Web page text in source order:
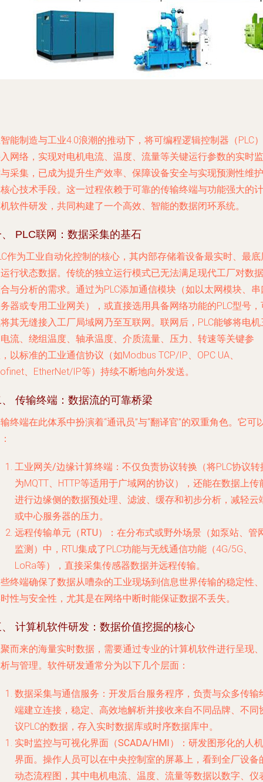
能制造与工业4.0浪潮的推动下，将可编程逻辑控制器（PLC）
网络，实现对电机电流、温度、流量等关键运行参数的实时监
采集，已成为提升生产效率、保障设备安全与实现预测性维护
心技术手段。这一过程依赖于可靠的传输终端与功能强大的计
软件研发，共同构建了一个高效、智能的数据闭环系统。
PLC联网：数据采集的基石
作为工业自动化控制的核心，其内部存储着设备最实时、最底
行状态数据。传统的独立运行模式已无法满足现代工厂对数据
与分析的需求。通过为PLC添加通信模块（如以太网模块、串
器或专用工业网关），或直接选用具备网络功能的PLC型号，
其无缝接入工厂局域网乃至互联网。联网后，PLC能够将电机
流、绕组温度、轴承温度、介质流量、压力、转速等关键参
以标准的工业通信协议（如Modbus TCP/IP、OPC UA、
、EtherNet/IP等）持续不断地向外发送。
传输终端：数据流的可靠桥梁
终端在此体系中扮演着“通讯员”与“翻译官”的双重角色。它可
工业网关/边缘计算终端 ：不仅负责协议转换（将PLC协议转
为MQTT、HTTP等适用于广域网的协议），还能在数据上传
进行边缘侧的数据预处理、滤波、缓存和初步分析，减轻云
或中心服务器的压力。
远程传输单元（RTU）
：在分布式或野外场景（如泵站、管
监测）中，RTU集成了PLC功能与无线通信功能（4G/5G、
LoRa等），直接采集传感器数据并远程传输。
终端确保了数据从嘈杂的工业现场到信息世界传输的稳定性、
性与安全性 ，尤其是在网络中断时能保证数据不丢失。
计算机软件研发：数据价值挖掘的核心
而来的海量实时数据，需要通过专业的计算机软件进行呈现、
与管理。软件研发通常分为以下几个层面：
数据采集与通信服务 ：开发后台服务程序，负责与众多传输
端建立连接，稳定、高效地解析并接收来自不同品牌、不同
议PLC的数据，存入实时数据库或时序数据库中。
实时监控与可视化界面（SCADA/HMI）
：研发图形化的人机
界面。操作人员可以在中央控制室的屏幕上，看到全厂设备
动态流程图，其中电机电流、温度、流量等数据以数字、仪